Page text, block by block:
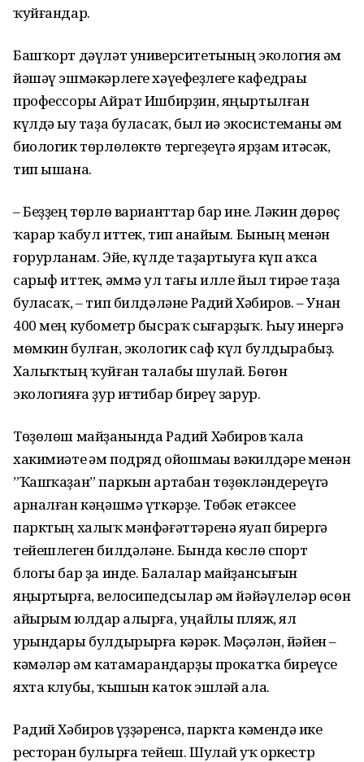
ҡуйғандар.
Башҡорт дәүләт университетының экология һәм
йәшәү эшмәкәрлеге хәүефһеҙлеге кафедраһы
профессоры Айрат Ишбирҙин, яңыртылған
күлдә һыу таҙа буласаҡ, был иһә экосистеманы һәм
биологик төрлөлөктө тергеҙеүгә ярҙам итәсәк,
тип ышана.
– Беҙҙең төрлө варианттар бар ине. Ләкин дөрөҫ
ҡарар ҡабул иттек, тип һанайым. Бының менән
ғорурланам. Эйе, күлде таҙартыуға күп аҡса
сарыф иттек, әммә ул тағы илле йыл тирәһе таҙа
буласаҡ, – тип билдәләне Радий Хәбиров. – Унан
400 мең кубометр бысраҡ сығарҙыҡ. Һыу инергә
мөмкин булған, экологик саф күл булдырабыҙ.
Халыҡтың ҡуйған талабы шулай. Бөгөн
экологияға ҙур иғтибар биреү зарур.
Төҙөлөш майҙанында Радий Хәбиров ҡала
хакимиәте һәм подряд ойошмаһы вәкилдәре менән
”Ҡашҡаҙан” паркын артабан төҙөкләндереүгә
арналған кәңәшмә үткәрҙе. Төбәк етәксеһе
парктың халыҡ мәнфәғәттәренә яуап бирергә
тейешлеген билдәләне. Бында көслө спорт
блогы бар ҙа инде. Балалар майҙансығын
яңыртырға, велосипедсылар һәм йәйәүлеләр өсөн
айырым юлдар һалырға, уңайлы пляж, ял
урындары булдырырға кәрәк. Мәҫәлән, йәйен –
кәмәләр һәм катамарандарҙы прокатҡа биреүсе
яхта клубы, ҡышын каток эшләй ала.
Радий Хәбиров һүҙҙәренсә, паркта кәмендә ике
ресторан булырға тейеш. Шулай уҡ оркестр